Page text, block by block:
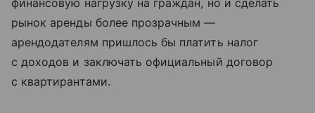
финансовую нагрузку на граждан, но и сделать
рынок аренды более прозрачным —
арендодателям пришлось бы платить налог
с доходов и заключать официальный договор
с квартирантами.